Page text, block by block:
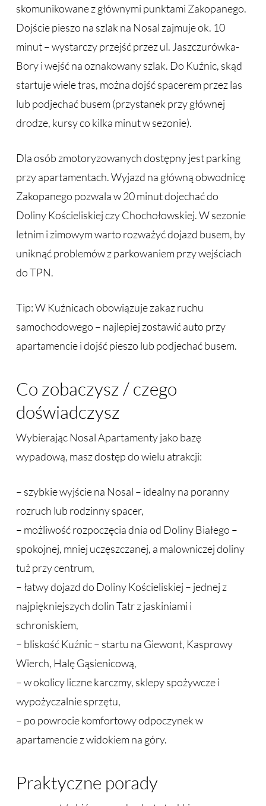
skomunikowane z głównymi punktami Zakopanego.
Dojście pieszo na szlak na Nosal zajmuje ok. 10
minut – wystarczy przejść przez ul. Jaszczurówka-
Bory i wejść na oznakowany szlak. Do Kuźnic, skąd
startuje wiele tras, można dojść spacerem przez las
lub podjechać busem (przystanek przy głównej
drodze, kursy co kilka minut w sezonie).
Dla osób zmotoryzowanych dostępny jest parking
przy apartamentach. Wyjazd na główną obwodnicę
Zakopanego pozwala w 20 minut dojechać do
Doliny Kościeliskiej czy Chochołowskiej. W sezonie
letnim i zimowym warto rozważyć dojazd busem, by
uniknąć problemów z parkowaniem przy wejściach
do TPN.
Tip: W Kuźnicach obowiązuje zakaz ruchu
samochodowego – najlepiej zostawić auto przy
apartamencie i dojść pieszo lub podjechać busem.
Co zobaczysz / czego
doświadczysz
Wybierając Nosal Apartamenty jako bazę
wypadową, masz dostęp do wielu atrakcji:
– szybkie wyjście na Nosal – idealny na poranny
rozruch lub rodzinny spacer,
– możliwość rozpoczęcia dnia od Doliny Białego –
spokojnej, mniej uczęszczanej, a malowniczej doliny
tuż przy centrum,
– łatwy dojazd do Doliny Kościeliskiej – jednej z
najpiękniejszych dolin Tatr z jaskiniami i
schroniskiem,
– bliskość Kuźnic – startu na Giewont, Kasprowy
Wierch, Halę Gąsienicową,
– w okolicy liczne karczmy, sklepy spożywcze i
wypożyczalnie sprzętu,
– po powrocie komfortowy odpoczynek w
apartamencie z widokiem na góry.
Praktyczne porady